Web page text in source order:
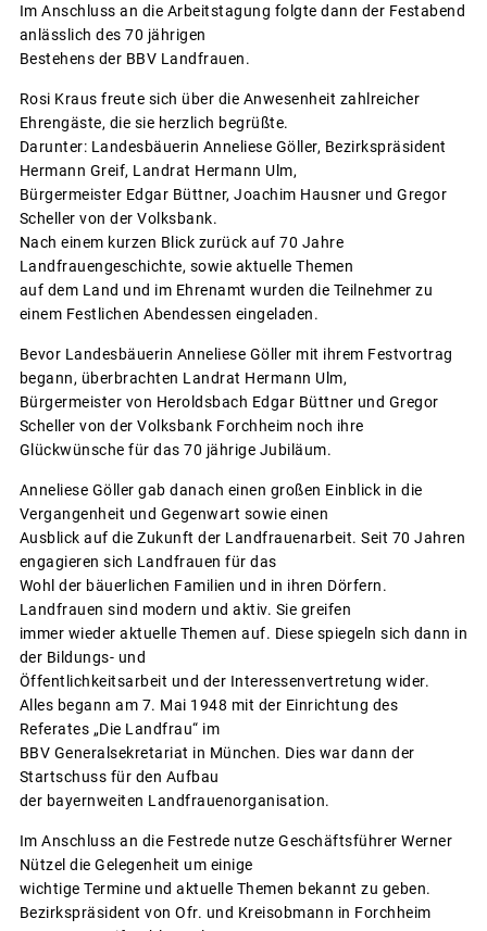
Im Anschluss an die Arbeitstagung folgte dann der Festabend
anlässlich des 70 jährigen
Bestehens der BBV Landfrauen.
Rosi Kraus freute sich über die Anwesenheit zahlreicher
Ehrengäste, die sie herzlich begrüßte.
Darunter: Landesbäuerin Anneliese Göller, Bezirkspräsident
Hermann Greif, Landrat Hermann Ulm,
Bürgermeister Edgar Büttner, Joachim Hausner und Gregor
Scheller von der Volksbank.
Nach einem kurzen Blick zurück auf 70 Jahre
Landfrauengeschichte, sowie aktuelle Themen
auf dem Land und im Ehrenamt wurden die Teilnehmer zu
einem Festlichen Abendessen eingeladen.
Bevor Landesbäuerin Anneliese Göller mit ihrem Festvortrag
begann, überbrachten Landrat Hermann Ulm,
Bürgermeister von Heroldsbach Edgar Büttner und Gregor
Scheller von der Volksbank Forchheim noch ihre
Glückwünsche für das 70 jährige Jubiläum.
Anneliese Göller gab danach einen großen Einblick in die
Vergangenheit und Gegenwart sowie einen
Ausblick auf die Zukunft der Landfrauenarbeit. Seit 70 Jahren
engagieren sich Landfrauen für das
Wohl der bäuerlichen Familien und in ihren Dörfern.
Landfrauen sind modern und aktiv. Sie greifen
immer wieder aktuelle Themen auf. Diese spiegeln sich dann in
der Bildungs- und
Öffentlichkeitsarbeit und der Interessenvertretung wider.
Alles begann am 7. Mai 1948 mit der Einrichtung des
Referates „Die Landfrau“ im
BBV Generalsekretariat in München. Dies war dann der
Startschuss für den Aufbau
der bayernweiten Landfrauenorganisation.
Im Anschluss an die Festrede nutze Geschäftsführer Werner
Nützel die Gelegenheit um einige
wichtige Termine und aktuelle Themen bekannt zu geben.
Bezirkspräsident von Ofr. und Kreisobmann in Forchheim